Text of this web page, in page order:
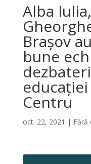
Alba
Brașov
bune
Centru
oct. 22, 2021 | Fără